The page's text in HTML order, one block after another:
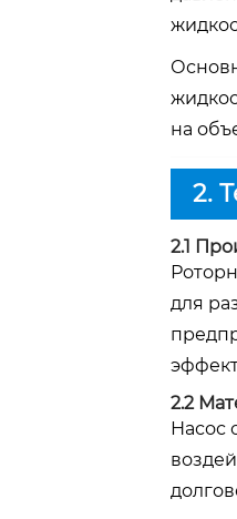
на
2.
2.1
для
2.2
Насос